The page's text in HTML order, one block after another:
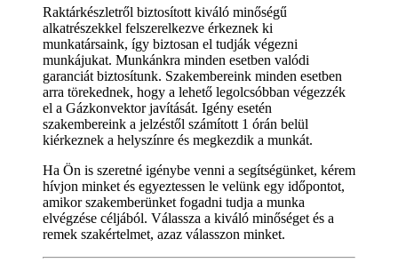
Raktárkészletről biztosított kiváló minőségű
alkatrészekkel felszerelkezve érkeznek ki
munkatársaink, így biztosan el tudják végezni
munkájukat. Munkánkra minden esetben valódi
garanciát biztosítunk. Szakembereink minden esetben
arra törekednek, hogy a lehető legolcsóbban végezzék
el a Gázkonvektor javítását. Igény esetén
szakembereink a jelzéstől számított 1 órán belül
kiérkeznek a helyszínre és megkezdik a munkát.
Ha Ön is szeretné igénybe venni a segítségünket, kérem
hívjon minket és egyeztessen le velünk egy időpontot,
amikor szakemberünket fogadni tudja a munka
elvégzése céljából. Válassza a kiváló minőséget és a
remek szakértelmet, azaz válasszon minket.